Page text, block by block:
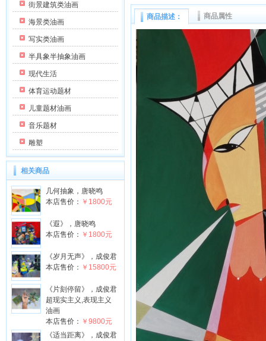
街景建筑类油画
海景类油画
写实类油画
半具象半抽象油画
现代生活
体育运动题材
儿童题材油画
音乐题材
雕塑
相关商品
几何抽象，唐晓鸣
本店售价： ￥1800元
《遐》，唐晓鸣
本店售价： ￥1800元
《岁月无声》，成俊君
本店售价： ￥15800元
《片刻停留》，成俊君
超现实主义,表现主义
油画
本店售价： ￥9800元
《适当距离》，成俊君
商品描述： 商品属性